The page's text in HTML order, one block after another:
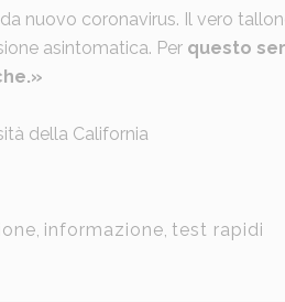
nuovo coronavirus. Il vero
asintomatica. Per questo
della California
, informazione, test rapidi